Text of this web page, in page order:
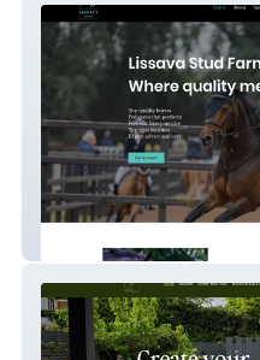
Lissava Stud Farm